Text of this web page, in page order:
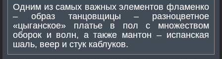
Одним из самых важных элементов фламенко
– образ танцовщицы – разноцветное
«цыганское» платье в пол с множеством
оборок и волн, а также мантон – испанская
шаль, веер и стук каблуков.